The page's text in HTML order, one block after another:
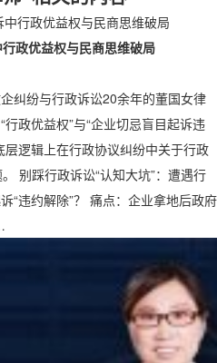
政优益权与民商思维破局
纠纷与行政诉讼20余年的董国女律
政优益权”与“企业切忌盲目起诉违
逻辑上在行政协议纠纷中关于行政
别踩行政诉讼“认知大坑”：遭遇行
“违约解除”？ 痛点：企业拿地后政府